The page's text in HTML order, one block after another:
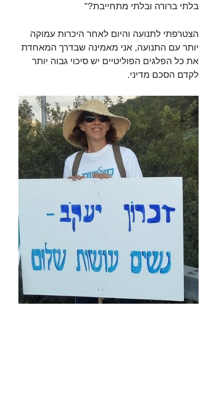
בלתי ברורה ובלתי מתחייבת?"
הצטרפתי לתנועה והיום לאחר היכרות עמוקה
יותר עם התנועה, אני מאמינה שבדרך המאחדת
את כל הפלגים הפוליטיים יש סיכוי גבוה יותר
לקדם הסכם מדיני.